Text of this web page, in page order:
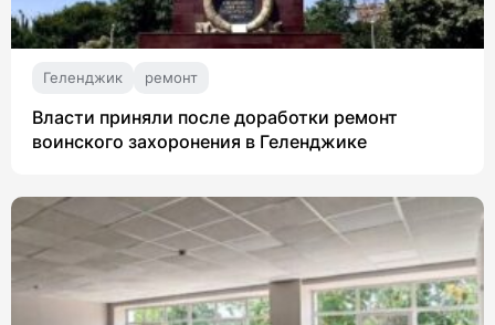
Геленджик ремонт
Власти приняли после доработки ремонт
воинского захоронения в Геленджике